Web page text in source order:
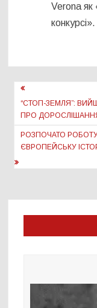
Verona як
конкурсі».
Навігація
записів
“СТОП-ЗЕМЛЯ”:
ПРО
РОЗПОЧАТО
ЄВРОПЕЙСЬКУ